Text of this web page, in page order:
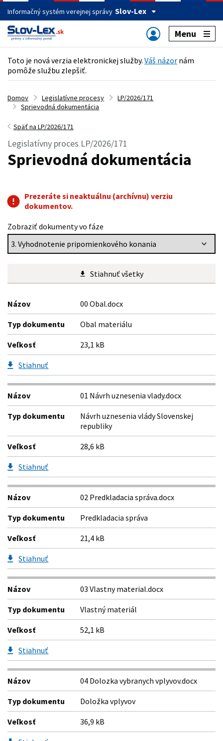
Informačný systém verejnej správy Slov-Lex
Menu
Toto je nová verzia elektronickej služby. Váš názor nám
pomôže službu zlepšiť.